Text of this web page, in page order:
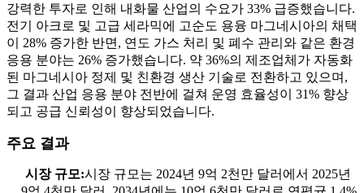
강력한 투자로 인해 내화물 산업의 수요가 33% 급증했습니다.
전기 아크로 및 고급 세라믹에 고순도 용융 마그네시아의 채택
이 28% 증가한 반면, 연도 가스 처리 및 폐수 관리와 같은 환경
응용 분야는 26% 증가했습니다. 약 36%의 제조업체가 자동화
된 마그네시아 정제 및 친환경 생산 기술로 전환하고 있으며,
그 결과 산업 응용 분야 전반에 걸쳐 운영 효율성이 31% 향상
되고 공급 신뢰성이 향상되었습니다.
주요 결과
시장 규모:시장 규모는 2024년 9억 2천만 달러에서 2025년